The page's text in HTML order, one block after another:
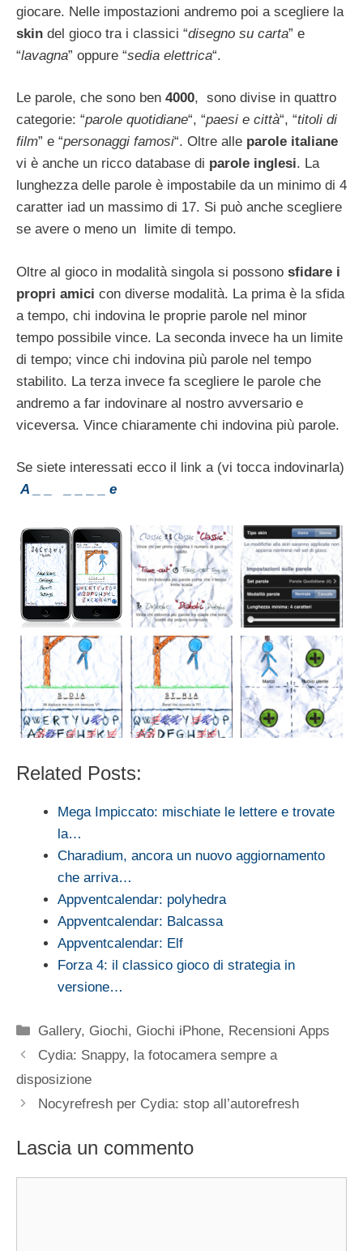
giocare. Nelle impostazioni andremo poi a scegliere la
skin del gioco tra i classici “disegno su carta” e
“lavagna” oppure “sedia elettrica“.
Le parole, che sono ben 4000, sono divise in quattro
categorie: “parole quotidiane“, “paesi e città“, “titoli di
film” e “personaggi famosi“. Oltre alle parole italiane
vi è anche un ricco database di parole inglesi. La
lunghezza delle parole è impostabile da un minimo di 4
caratter iad un massimo di 17. Si può anche scegliere
se avere o meno un limite di tempo.
Oltre al gioco in modalità singola si possono sfidare i
propri amici con diverse modalità. La prima è la sfida
a tempo, chi indovina le proprie parole nel minor
tempo possibile vince. La seconda invece ha un limite
di tempo; vince chi indovina più parole nel tempo
stabilito. La terza invece fa scegliere le parole che
andremo a far indovinare al nostro avversario e
viceversa. Vince chiaramente chi indovina più parole.
Se siete interessati ecco il link a (vi tocca indovinarla)
A _ _ _ _ _ _ e
Related Posts:
Mega Impiccato: mischiate le lettere e trovate
la…
Charadium, ancora un nuovo aggiornamento
che arriva…
Appventcalendar: polyhedra
Appventcalendar: Balcassa
Appventcalendar: Elf
Forza 4: il classico gioco di strategia in
versione…
Categorie
Gallery, Giochi, Giochi iPhone, Recensioni Apps
Cydia: Snappy, la fotocamera sempre a
disposizione
Nocyrefresh per Cydia: stop all’autorefresh
Lascia un commento